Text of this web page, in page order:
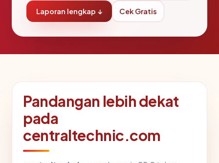
Laporan lengkap ↓ Cek Gratis
Pandangan lebih dekat
pada
centraltechnic.com